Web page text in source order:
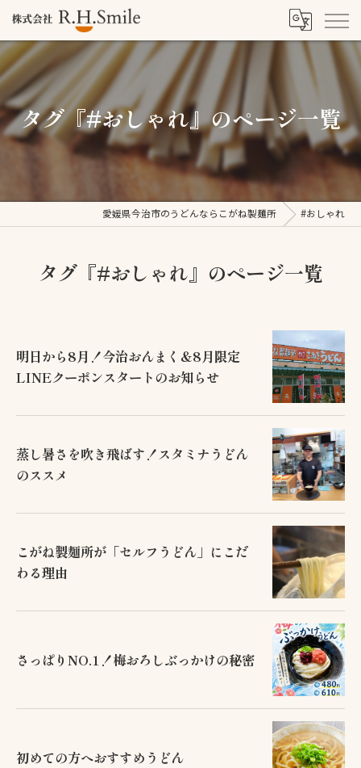
タグ『#おしゃれ』のページ一覧
愛媛県今治市のうどんならこがね製麺所 #おしゃれ
タグ『#おしゃれ』のページ一覧
明日から8月！今治おんまく＆8月限定
LINEクーポンスタートのお知らせ
蒸し暑さを吹き飛ばす！スタミナうどん
のススメ
こがね製麺所が「セルフうどん」にこだ
わる理由
さっぱりNO.1！梅おろしぶっかけの秘密
初めての方へおすすめうどん